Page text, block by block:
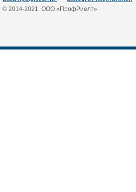
© 2014-2021 ООО «ПрофРиелт»